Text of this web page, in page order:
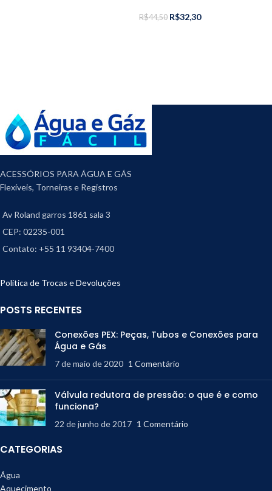
R$44,50 R$32,30
ACESSÓRIOS PARA ÁGUA E GÁS
Flexíveis, Torneiras e Registros
Av Roland garros 1861 sala 3
CEP: 02235-001
Contato: +55 11 93404-7400
Política de Trocas e Devoluções
POSTS RECENTES
Conexões PEX: Peças, Tubos e Conexões para
Água e Gás
7 de maio de 2020 1 Comentário
Válvula redutora de pressão: o que é e como
funciona?
22 de junho de 2017 1 Comentário
CATEGORIAS
Água
Aquecimento